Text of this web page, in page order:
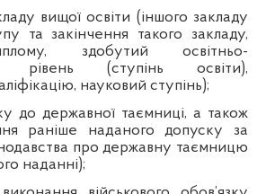
вищої освіти (іншого закладу
та закінчення такого закладу,
здобутий освітньо-
рівень (ступінь освіти),
науковий ступінь);
до державної таємниці, а також
раніше наданого допуску за
про державну таємницю
наданні);